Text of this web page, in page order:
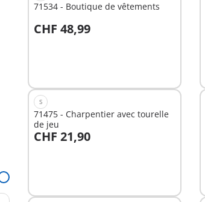
71534 - Boutique de vêtements
CHF 48,99
Au panier
S
71475 - Charpentier avec tourelle
de jeu
CHF 21,90
Au panier